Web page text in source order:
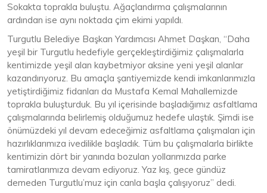
Sokakta toprakla buluştu. Ağaçlandırma çalışmalarının
ardından ise aynı noktada çim ekimi yapıldı.
Turgutlu Belediye Başkan Yardımcısı Ahmet Daşkan, “Daha
yeşil bir Turgutlu hedefiyle gerçekleştirdiğimiz çalışmalarla
kentimizde yeşil alan kaybetmiyor aksine yeni yeşil alanlar
kazandırıyoruz. Bu amaçla şantiyemizde kendi imkanlarımızla
yetiştirdiğimiz fidanları da Mustafa Kemal Mahallemizde
toprakla buluşturduk. Bu yıl içerisinde başladığımız asfaltlama
çalışmalarında belirlemiş olduğumuz hedefe ulaştık. Şimdi ise
önümüzdeki yıl devam edeceğimiz asfaltlama çalışmaları için
hazırlıklarımıza ivedilikle başladık. Tüm bu çalışmalarla birlikte
kentimizin dört bir yanında bozulan yollarımızda parke
tamiratlarımıza devam ediyoruz. Yaz kış, gece gündüz
demeden Turgutlu’muz için canla başla çalışıyoruz” dedi.